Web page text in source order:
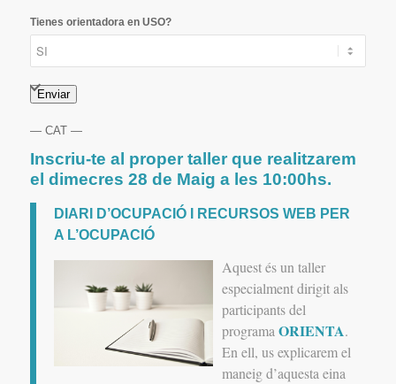
Tienes orientadora en USO?
Enviar
— CAT —
Inscriu-te al proper taller que realitzarem
el dimecres 28 de Maig a les 10:00hs.
DIARI D’OCUPACIÓ I RECURSOS WEB PER
A L’OCUPACIÓ
Aquest és un taller
especialment dirigit als
participants del
programaORIENTA.
En ell, us explicarem el
maneig d’aquesta eina